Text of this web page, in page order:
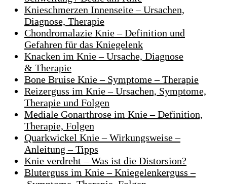
Knieschmerzen Innenseite – Ursachen,
Diagnose, Therapie
Chondromalazie Knie – Definition und
Gefahren für das Kniegelenk
Knacken im Knie – Ursache, Diagnose
& Therapie
Bone Bruise Knie – Symptome – Therapie
Reizerguss im Knie – Ursachen, Symptome,
Therapie und Folgen
Mediale Gonarthrose im Knie – Definition,
Therapie, Folgen
Quarkwickel Knie – Wirkungsweise –
Anleitung – Tipps
Knie verdreht – Was ist die Distorsion?
Bluterguss im Knie – Kniegelenkerguss –